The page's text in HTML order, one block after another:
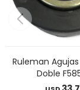
Ruleman Agujas
Doble